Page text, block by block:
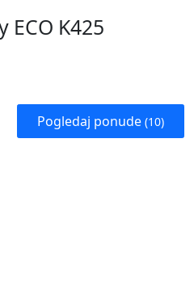
ECO K425
Pogledaj ponude (10)